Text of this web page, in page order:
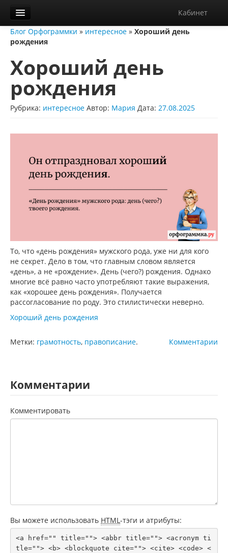
Кабинет
Орфограммка
Блог
О нас
Контакты
Справка
Диктанты
Блог Орфограммки » интересное » Хороший день
рождения
Хороший день
рождения
Рубрика: интересное Автор: Мария Дата: 27.08.2025
То, что «день рождения» мужского рода, уже ни для кого
не секрет. Дело в том, что главным словом является
«день», а не «рождение». День (чего?) рождения. Однако
многие всё равно часто употребляют такие выражения,
как «хорошее день рождения». Получается
рассогласование по роду. Это стилистически неверно.
Хороший день рождения
Комментарии
Метки: грамотность, правописание.
Комментарии
Комментировать
Вы можете использовать HTML -тэги и атрибуты:
<a href="" title=""> <abbr title=""> <acronym ti
tle=""> <b> <blockquote cite=""> <cite> <code> <